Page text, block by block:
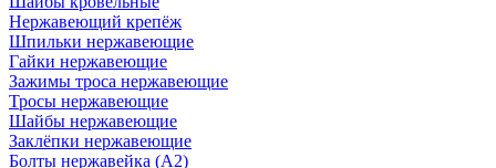
Нержавеющий крепёж
Шпильки нержавеющие
Гайки нержавеющие
Зажимы троса нержавеющие
Тросы нержавеющие
Шайбы нержавеющие
Заклёпки нержавеющие
Болты нержавейка (А2)